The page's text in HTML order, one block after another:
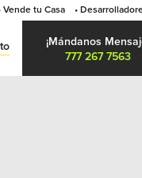
Vende tu Casa •
¡Mándanos
777 267 7563